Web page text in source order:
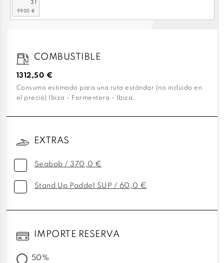
31
COMBUSTIBLE
1312,50 €
Consumo estimado para una ruta estándar (no incluido en
el precio) Ibiza - Formentera - Ibiza.
EXTRAS
Seabob / 370,0 €
Stand Up Paddel SUP / 60,0 €
IMPORTE RESERVA
50%